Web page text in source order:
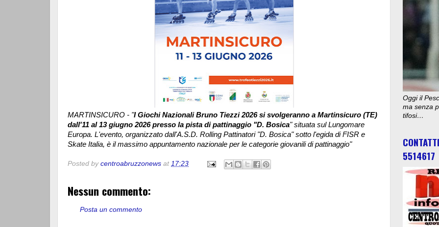
MARTINSICURO - "I Giochi Nazionali Bruno Tiezzi 2026 si svolgeranno a Martinsicuro (TE)
dall'11 al 13 giugno 2026 presso la pista di pattinaggio "D. Bosica" situata sul Lungomare
Europa. L'evento, organizzato dall'A.S.D. Rolling Pattinatori "D. Bosica" sotto l'egida di FISR e
Skate Italia, è il massimo appuntamento nazionale per le categorie giovanili di pattinaggio"
Posted by centroabruzzonews at 17:23
Nessun commento:
Posta un commento
Oggi il
ma senza
tifosi…
5514617